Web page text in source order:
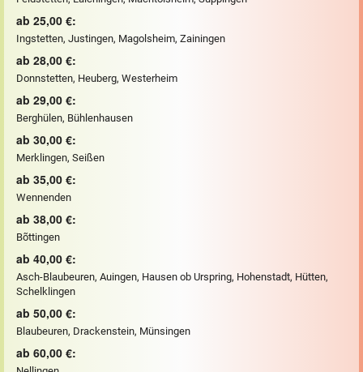
ab 25,00 €:
Ingstetten, Justingen, Magolsheim, Zainingen
ab 28,00 €:
Donnstetten, Heuberg, Westerheim
ab 29,00 €:
Berghülen, Bühlenhausen
ab 30,00 €:
Merklingen, Seißen
ab 35,00 €:
Wennenden
ab 38,00 €:
Bõttingen
ab 40,00 €:
Asch-Blaubeuren, Auingen, Hausen ob Urspring, Hohenstadt, Hütten,
Schelklingen
ab 50,00 €:
Blaubeuren, Drackenstein, Münsingen
ab 60,00 €: